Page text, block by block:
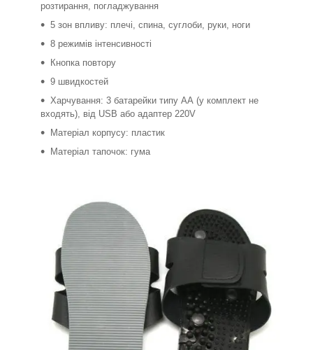
розтирання, погладжування
5 зон впливу: плечі, спина, суглоби, руки, ноги
8 режимів інтенсивності
Кнопка повтору
9 швидкостей
Харчування: 3 батарейки типу АА (у комплект не
входять), від USB або адаптер 220V
Матеріал корпусу: пластик
Матеріал тапочок: гума